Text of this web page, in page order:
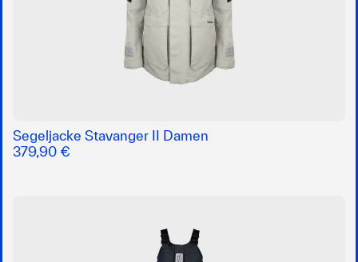
Segeljacke Stavanger II Damen
379,90 €